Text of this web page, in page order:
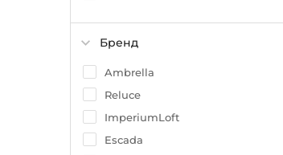
Бренд
Ambrella
Reluce
ImperiumLoft
Escada